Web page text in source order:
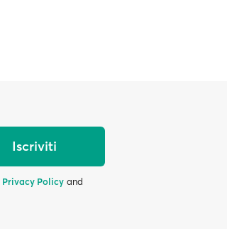
Iscriviti
Privacy Policy and